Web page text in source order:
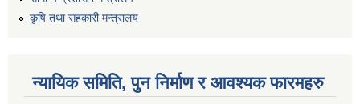
कृषि तथा सहकारी मन्त्रालय
न्यायिक समिति, पुन निर्माण र आवश्यक फारमहरु